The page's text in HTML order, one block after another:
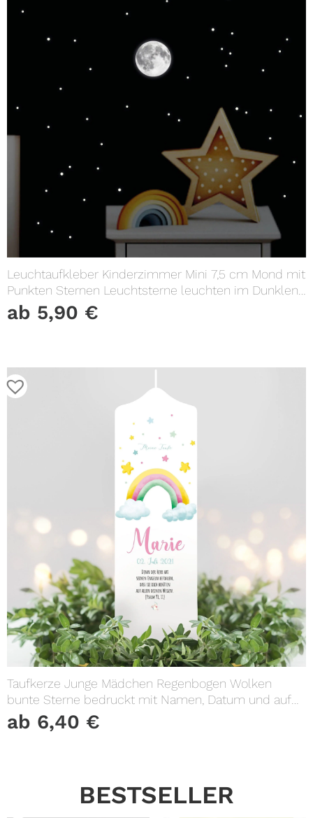
Leuchtaufkleber Kinderzimmer Mini 7,5 cm Mond mit
Punkten Sternen Leuchtsterne leuchten im Dunklen
Lichtschalter
ab 5,90 €
Taufkerze Junge Mädchen Regenbogen Wolken
bunte Sterne bedruckt mit Namen, Datum und auf
Wunsch eigenem, vorgegebenem oder keinem
Taufspruch
ab 6,40 €
BESTSELLER